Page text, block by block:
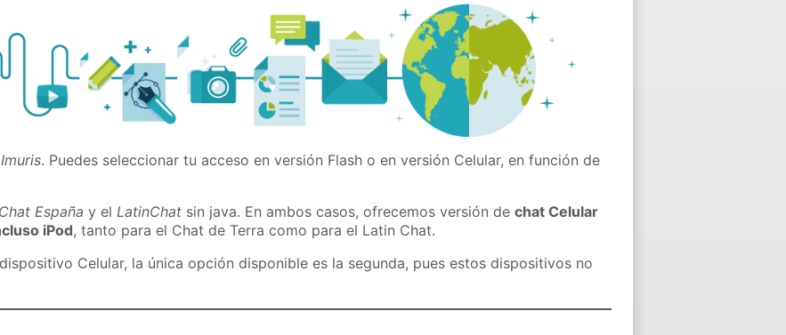
. Puedes seleccionar tu acceso en versión Flash o en versión Celular, en función de
España y elLatinChat sin java. En ambos casos, ofrecemos versión dechat Celular
iPod, tanto para el Chat de Terra como para el Latin Chat.
Celular, la única opción disponible es la segunda, pues estos dispositivos no